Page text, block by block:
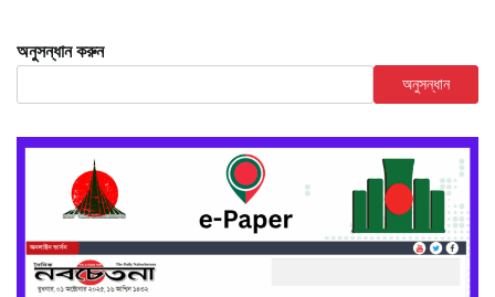
অনুসন্ধান করুন
অনুসন্ধান